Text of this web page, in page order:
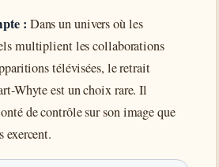
: Dans un univers où les
multiplient les collaborations
télévisées, le retrait
Whyte est un choix rare. Il
de contrôle sur son image que
exercent.